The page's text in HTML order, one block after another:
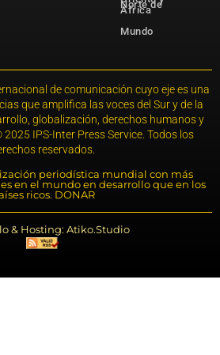
Norte de
África
Mundo
de comunicación cuyo eje es una
que amplifica las voces del Sur y de la
globalización, derechos humanos y
IPS-Inter Press Service. Todos los
reservados.
periodística mundial con más
en el mundo en desarrollo que en los
ricos. DONAR
& Hosting: Atiko.Studio